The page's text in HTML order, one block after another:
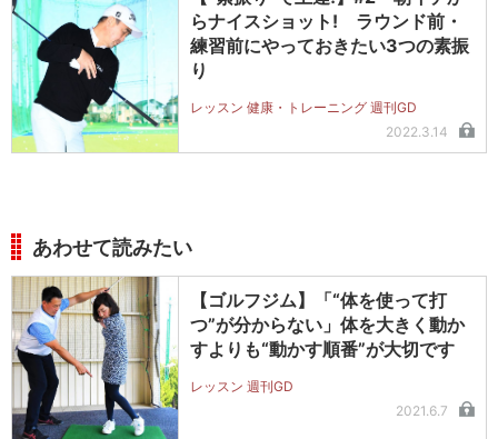
らナイスショット! ラウンド前・
練習前にやっておきたい3つの素振
り
レッスン 健康・トレーニング 週刊GD
2022.3.14
あわせて読みたい
【ゴルフジム】「“体を使って打
つ”が分からない」体を大きく動か
すよりも“動かす順番”が大切です
レッスン 週刊GD
2021.6.7